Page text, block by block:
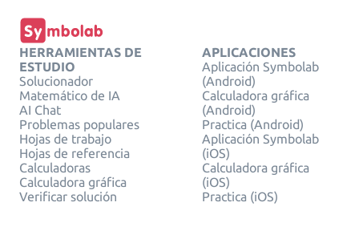
HERRAMIENTAS DE
ESTUDIO
Solucionador
Matemático de IA
AI Chat
Problemas populares
Hojas de trabajo
Hojas de referencia
Calculadoras
Calculadora gráfica
Verificar solución
APLICACIONES
Aplicación Symbolab
(Android)
Calculadora gráfica
(Android)
Practica (Android)
Aplicación Symbolab
(iOS)
Calculadora gráfica
(iOS)
Practica (iOS)